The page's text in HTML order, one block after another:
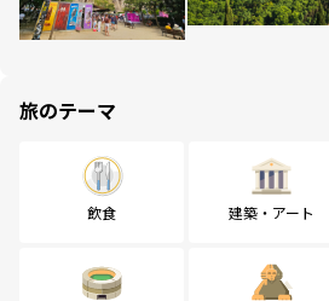
旅のテーマ
飲食 建築・アート